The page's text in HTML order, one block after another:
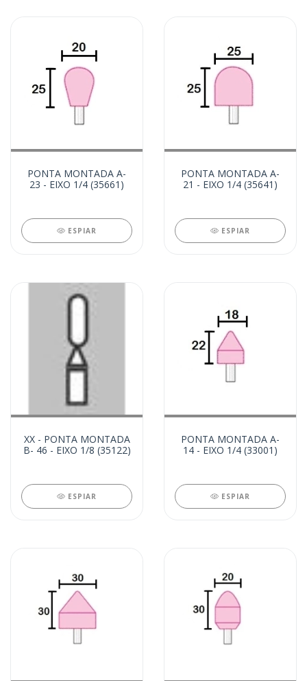
PONTA MONTADA A-
23 - EIXO 1/4 (35661)
ESPIAR
PONTA MONTADA A-
21 - EIXO 1/4 (35641)
ESPIAR
XX - PONTA MONTADA
B- 46 - EIXO 1/8 (35122)
ESPIAR
PONTA MONTADA A-
14 - EIXO 1/4 (33001)
ESPIAR